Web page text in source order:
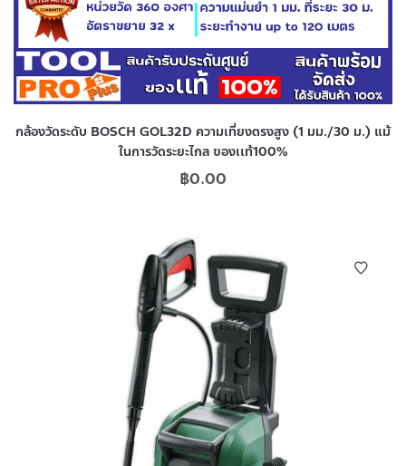
กล้องวัดระดับ BOSCH GOL32D ความเที่ยงตรงสูง (1 มม./30 ม.) แม้
ในการวัดระยะไกล ของเเท้100%
฿0.00